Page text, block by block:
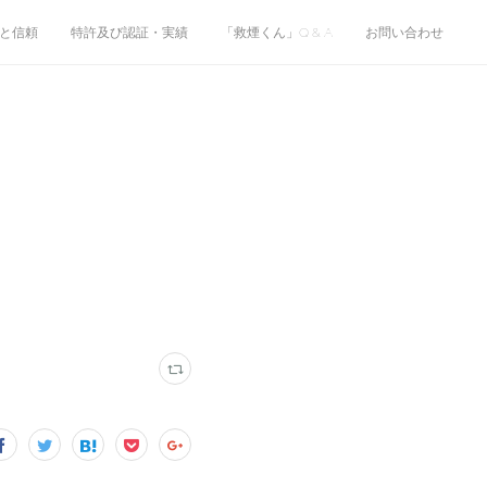
信頼 特許及び認証・実績 「救煙くん」Q & A お問い合わせ